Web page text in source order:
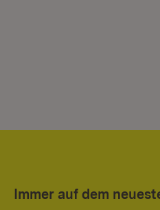
Immer auf dem